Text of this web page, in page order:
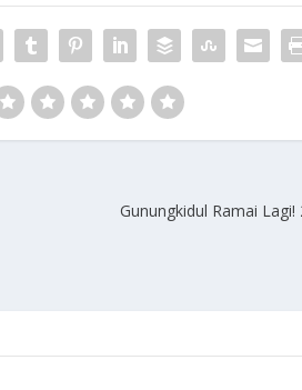
Gunungkidul Ramai